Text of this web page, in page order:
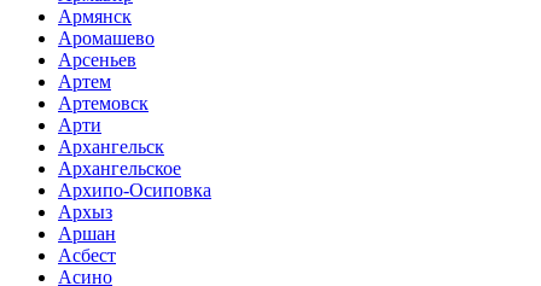
Армянск
Аромашево
Арсеньев
Артем
Артемовск
Арти
Архангельск
Архангельское
Архипо-Осиповка
Архыз
Аршан
Асбест
Асино